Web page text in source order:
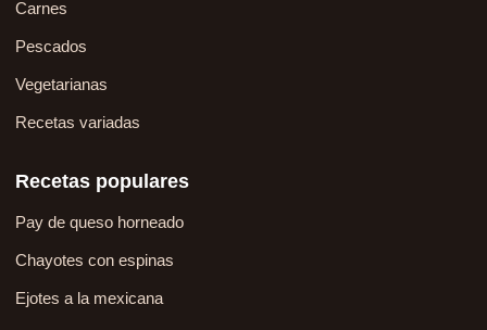
Carnes
Pescados
Vegetarianas
Recetas variadas
Recetas populares
Pay de queso horneado
Chayotes con espinas
Ejotes a la mexicana